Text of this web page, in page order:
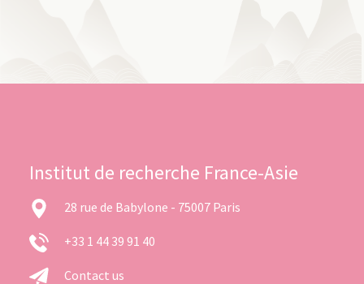
Institut de recherche France-Asie
28 rue de Babylone - 75007 Paris
+33 1 44 39 91 40
Contact us